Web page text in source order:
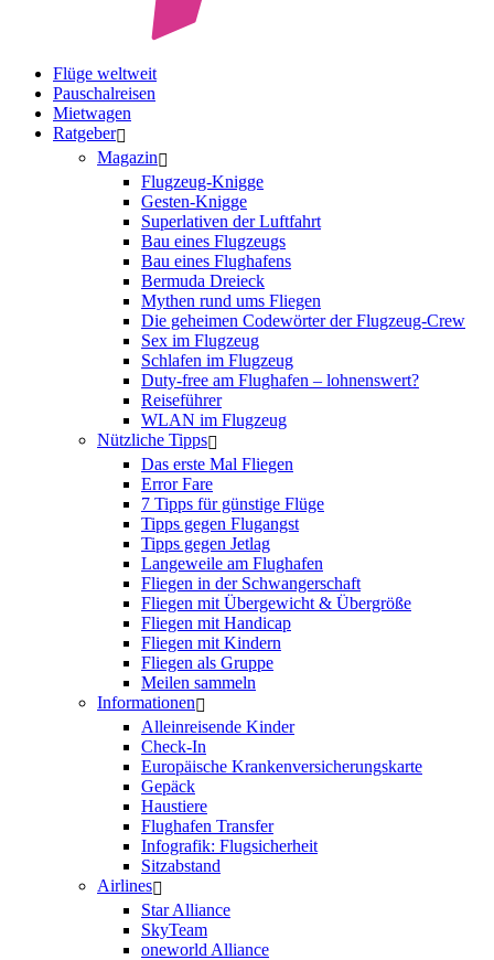
Flüge weltweit
Pauschalreisen
Mietwagen
Ratgeber
Magazin
Flugzeug-Knigge
Gesten-Knigge
Superlativen der Luftfahrt
Bau eines Flugzeugs
Bau eines Flughafens
Bermuda Dreieck
Mythen rund ums Fliegen
Die geheimen Codewörter der Flugzeug-Crew
Sex im Flugzeug
Schlafen im Flugzeug
Duty-free am Flughafen – lohnenswert?
Reiseführer
WLAN im Flugzeug
Nützliche Tipps
Das erste Mal Fliegen
Error Fare
7 Tipps für günstige Flüge
Tipps gegen Flugangst
Tipps gegen Jetlag
Langeweile am Flughafen
Fliegen in der Schwangerschaft
Fliegen mit Übergewicht & Übergröße
Fliegen mit Handicap
Fliegen mit Kindern
Fliegen als Gruppe
Meilen sammeln
Informationen
Alleinreisende Kinder
Check-In
Europäische Krankenversicherungskarte
Gepäck
Haustiere
Flughafen Transfer
Infografik: Flugsicherheit
Sitzabstand
Airlines
Star Alliance
SkyTeam
oneworld Alliance